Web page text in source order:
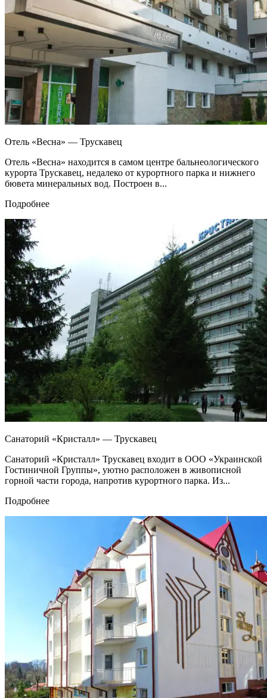
Отель «Весна» — Трускавец
Отель «Весна» находится в самом центре бальнеологического
курорта Трускавец, недалеко от курортного парка и нижнего
бювета минеральных вод. Построен в...
Подробнее
Санаторий «Кристалл» — Трускавец
Санаторий «Кристалл» Трускавец входит в ООО «Украинской
Гостиничной Группы», уютно расположен в живописной
горной части города, напротив курортного парка. Из...
Подробнее